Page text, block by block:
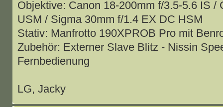
Objektive: Canon 18-200mm f/3.5-5.6 IS /
USM / Sigma 30mm f/1.4 EX DC HSM
Stativ: Manfrotto 190XPROB Pro mit
Zubehör: Externer Slave Blitz - Nissin
Fernbedienung
LG, Jacky